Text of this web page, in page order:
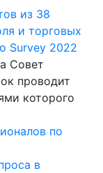
из 38
и торговых
Survey 2022
Совет
проводит
которого
по
в